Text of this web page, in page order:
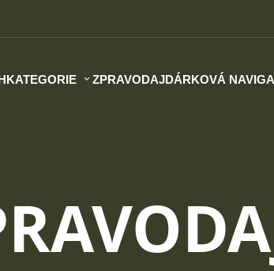
KATEGORIE ZPRAVODAJDÁRKOVÁ